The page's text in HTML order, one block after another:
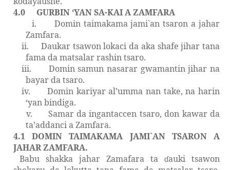
4.0
GURBIN ‘YAN SA-KAI A ZAMFARA
i.
Domin taimakama jami`an tsaron a jahar
Zamfara.
ii.
Daukar tsawon lokaci da aka shafe jihar tana
fama da matsalar rashin tsaro.
iii.
Domin samun nasarar gwamantin jihar na
bayar da tsaro.
iv.
Domin kariyar al’umma nan take, na harin
‘yan bindiga.
v.
Samar da ingantaccen tsaro, don kawar da
ta’addanci a Zamfara.
4.1
DOMIN TAIMAKAMA JAMI`AN TSARON A
JAHAR ZAMFARA.
Babu shakka jahar Zamafara ta
ɗauki tsawon